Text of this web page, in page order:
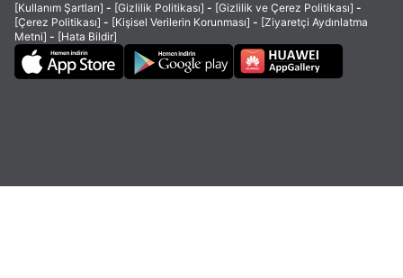
[Kullanım Şartları] - [Gizlilik Politikası] - [Gizlilik ve Çerez Politikası] -
[Çerez Politikası] - [Kişisel Verilerin Korunması] - [Ziyaretçi Aydınlatma
Metni] - [Hata Bildir]